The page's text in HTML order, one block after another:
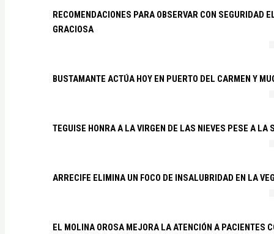
RECOMENDACIONES PARA OBSERVAR CON SEGURIDAD
GRACIOSA
BUSTAMANTE ACTÚA HOY EN PUERTO DEL CARMEN Y
TEGUISE HONRA A LA VIRGEN DE LAS NIEVES PESE A LA
ARRECIFE ELIMINA UN FOCO DE INSALUBRIDAD EN LA
EL MOLINA OROSA MEJORA LA ATENCIÓN A PACIENTES